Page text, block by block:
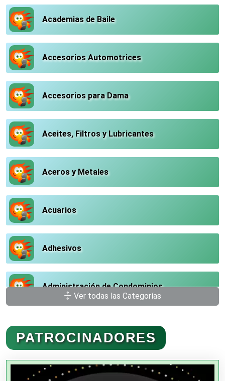
Academias de Baile
Accesorios Automotrices
Accesorios para Dama
Aceites, Filtros y Lubricantes
Aceros y Metales
Acuarios
Adhesivos
Administración de Condominios
Administración de Empresas
Agencias Aduanales
Ver todas las Categorías
PATROCINADORES